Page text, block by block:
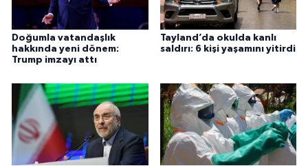
Doğumla vatandaşlık
hakkında yeni dönem:
Trump imzayı attı
Tayland’da okulda kanlı
saldırı: 6 kişi yaşamını yitirdi